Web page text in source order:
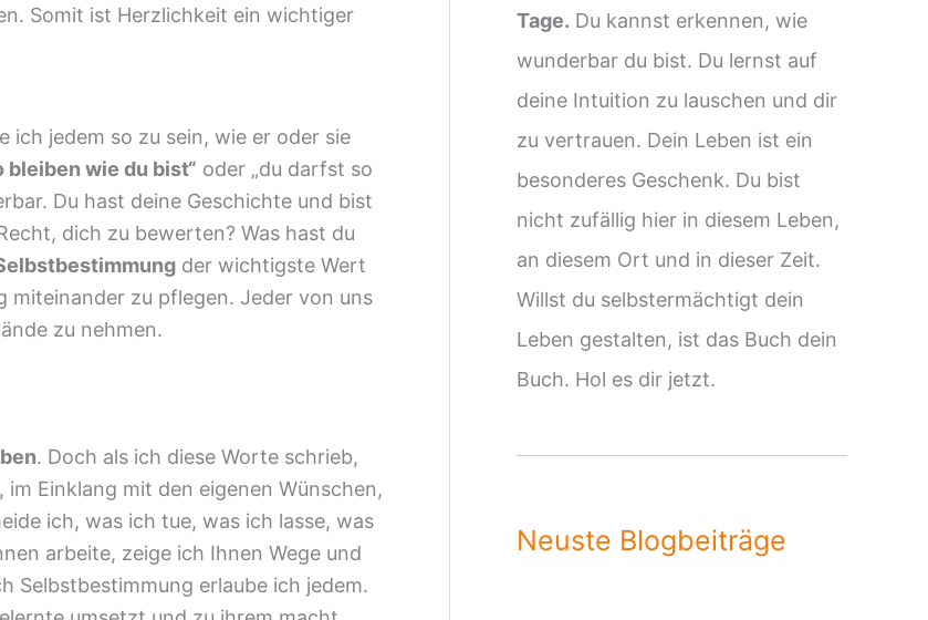
Somit ist Herzlichkeit ein wichtiger
ich jedem so zu sein, wie er oder sie
bleiben wie du bist“ oder „du darfst so
Du hast deine Geschichte und bist
dich zu bewerten? Was hast du
der wichtigste Wert
miteinander zu pflegen. Jeder von uns
zu nehmen.
. Doch als ich diese Worte schrieb,
Einklang mit den eigenen Wünschen,
ich, was ich tue, was ich lasse, was
arbeite, zeige ich Ihnen Wege und
Selbstbestimmung erlaube ich jedem.
Tage. Du kannst erkennen, wie
wunderbar du bist. Du lernst auf
deine Intuition zu lauschen und dir
zu vertrauen. Dein Leben ist ein
besonderes Geschenk. Du bist
nicht zufällig hier in diesem Leben,
an diesem Ort und in dieser Zeit.
Willst du selbstermächtigt dein
Leben gestalten, ist das Buch dein
Buch. Hol es dir jetzt.
Neuste Blogbeiträge